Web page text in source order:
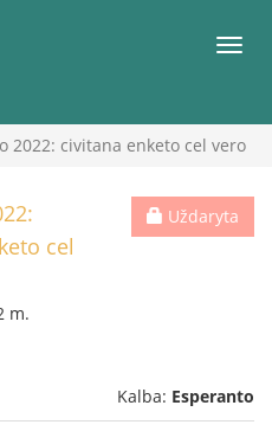
2022: civitana enketo cel vero
Uždaryta
cel
m.
Kalba: Esperanto